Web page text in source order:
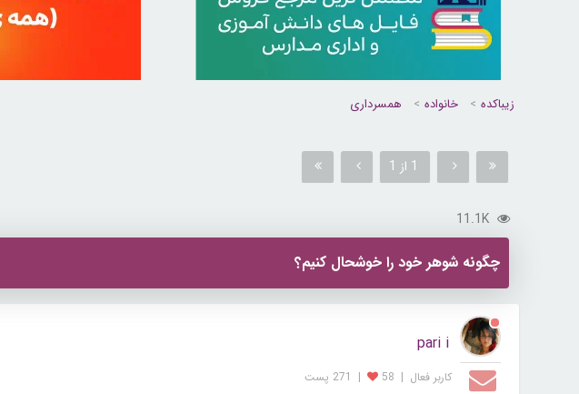
زیباکده خانواده همسرداری
1 از 1
11.1K
چگونه شوهر خود را خوشحال کنیم؟
pari i
کاربر فعال |
58
| 271 پست